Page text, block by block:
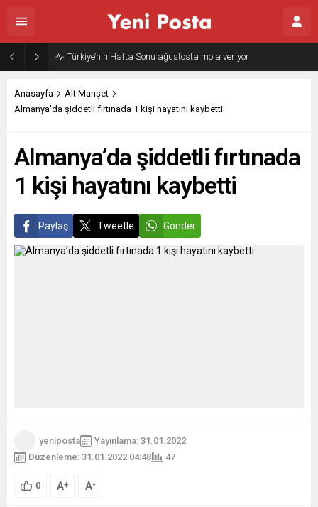
Türkiye’nin Hafta Sonu ağustosta mola veriyor
Anasayfa
Alt Manşet
Almanya’da şiddetli fırtınada 1 kişi hayatını kaybetti
Almanya’da şiddetli fırtınada
1 kişi hayatını kaybetti
Paylaş Tweetle Gönder
yeniposta
Yayınlama: 31.01.2022
Düzenleme: 31.01.2022 04:48
47
0 A+ A-